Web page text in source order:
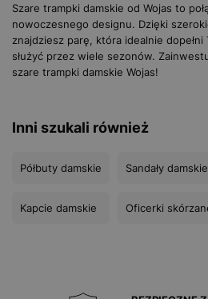
Szare trampki damskie od Wojas to
nowoczesnego designu. Dzięki
znajdziesz parę, która idealnie
służyć przez wiele sezonów.
szare trampki damskie Wojas!
Inni szukali również
Półbuty damskie
Kapcie damskie
Sandały damskie
Oficerki